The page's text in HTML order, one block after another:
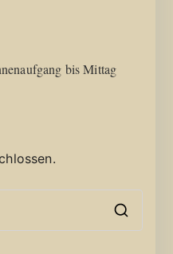
bis Mittag